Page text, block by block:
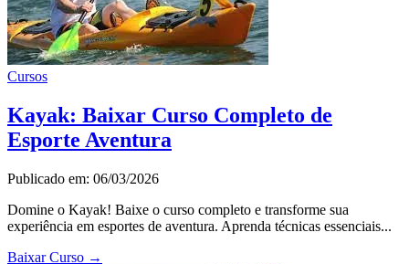
Cursos
Kayak: Baixar Curso Completo de
Esporte Aventura
Publicado em: 06/03/2026
Domine o Kayak! Baixe o curso completo e transforme sua
experiência em esportes de aventura. Aprenda técnicas essenciais...
Baixar Curso →